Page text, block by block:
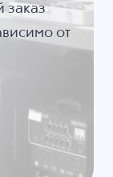
заказ
от